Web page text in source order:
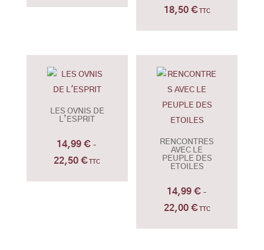
18,50 €Plage
14,99 €
à
18,50 €
TTC
LES OVNIS DE
L’ESPRIT
14,99€ –
22,50€Plage
TTC
RENCONTRES
AVEC LE
PEUPLE DES
ETOILES
14,99 € –
22,00 €Plage
TTC